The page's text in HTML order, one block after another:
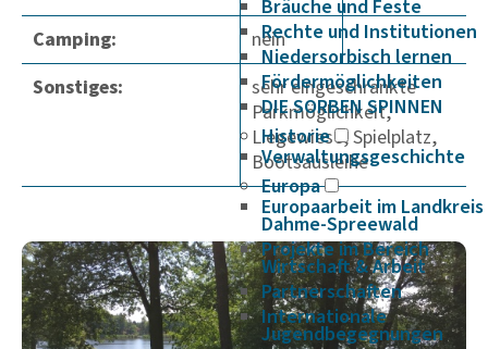
Bräuche und Feste
Rechte und Institutionen
Niedersorbisch lernen
Fördermöglichkeiten
DIE SORBEN SPINNEN
Historie
Verwaltungsgeschichte
Europa
Europaarbeit im Landkreis
Dahme-Spreewald
Projekte im Bereich
Wirtschaft & Arbeit
Partnerschaften
Internationale
Jugendbegegnungen
Camping:
nein
Sonstiges:
sehr eingeschränkte
Parkmöglichkeit,
Liegewiese, Spielplatz,
Bootsausleihe